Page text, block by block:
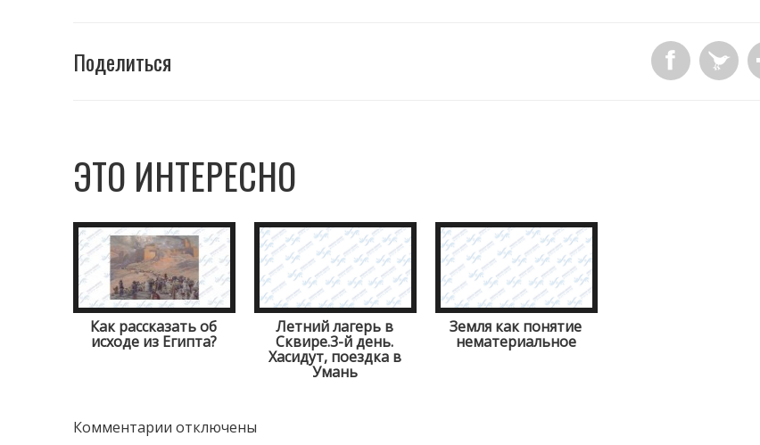
Поделиться
ЭТО ИНТЕРЕСНО
Как рассказать об
исходе из Египта?
Летний лагерь в
Сквире.3-й день.
Хасидут, поездка в
Умань
Земля как понятие
нематериальное
Комментарии отключены